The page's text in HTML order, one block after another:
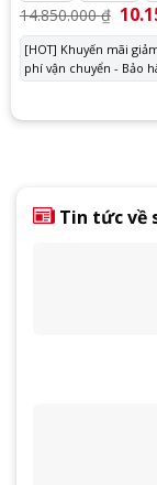
14.850.000₫ Giá
gốc
là:
[HOT] Khuyến mãi
phí vận chuyển - Bảo
Tin tức về